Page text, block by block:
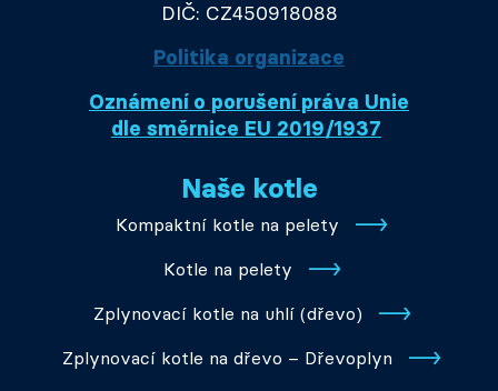
DIČ: CZ450918088
Politika organizace
Oznámení o porušení práva Unie
dle směrnice EU 2019/1937
Naše kotle
Kompaktní kotle na pelety
Kotle na pelety
Zplynovací kotle na uhlí (dřevo)
Zplynovací kotle na dřevo – Dřevoplyn